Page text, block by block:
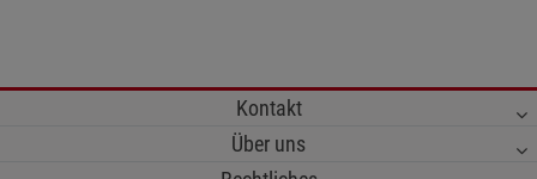
Kontakt
Über uns